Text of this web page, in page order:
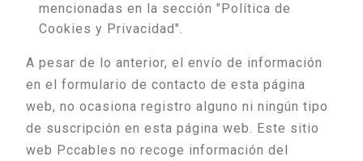
mencionadas en la sección "Política de
Cookies y Privacidad".
A pesar de lo anterior, el envío de información
en el formulario de contacto de esta página
web, no ocasiona registro alguno ni ningún tipo
de suscripción en esta página web. Este sitio
web Pccables no recoge información del